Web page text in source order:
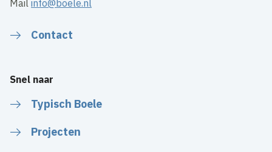
Mailinfo@boele.nl
Contact
Snel naar
Typisch Boele
Projecten